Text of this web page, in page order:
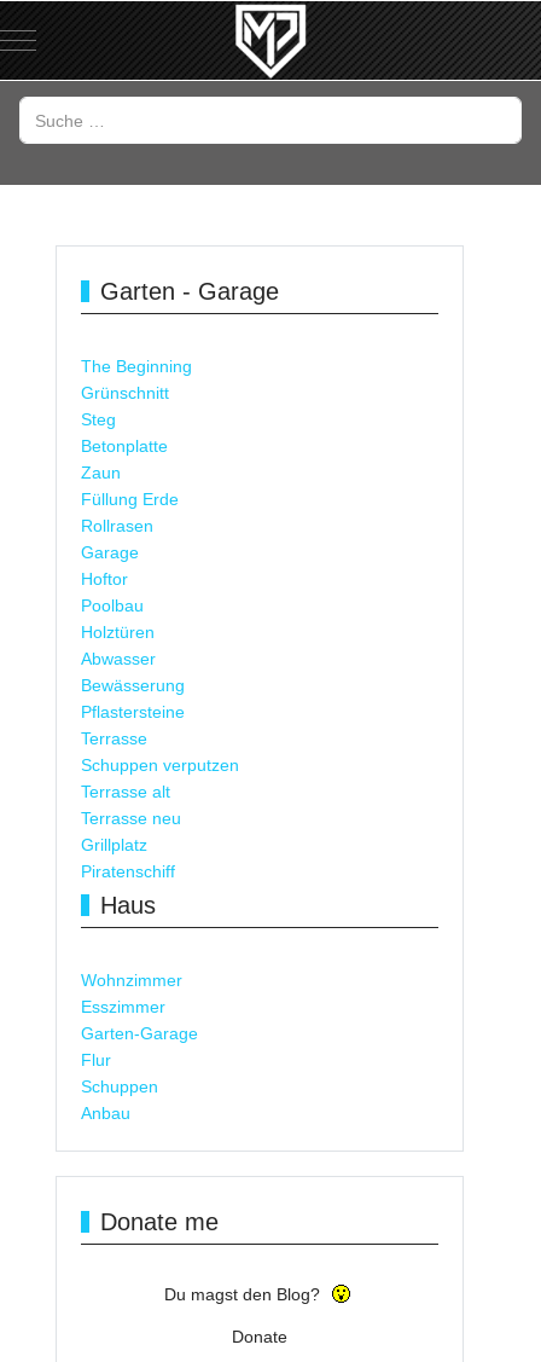
Garten - Garage
The Beginning
Grünschnitt
Steg
Betonplatte
Zaun
Füllung Erde
Rollrasen
Garage
Hoftor
Poolbau
Holztüren
Abwasser
Bewässerung
Pflastersteine
Terrasse
Schuppen verputzen
Terrasse alt
Terrasse neu
Grillplatz
Piratenschiff
Haus
Wohnzimmer
Esszimmer
Garten-Garage
Flur
Schuppen
Anbau
Donate me
Du magst den Blog?
Donate